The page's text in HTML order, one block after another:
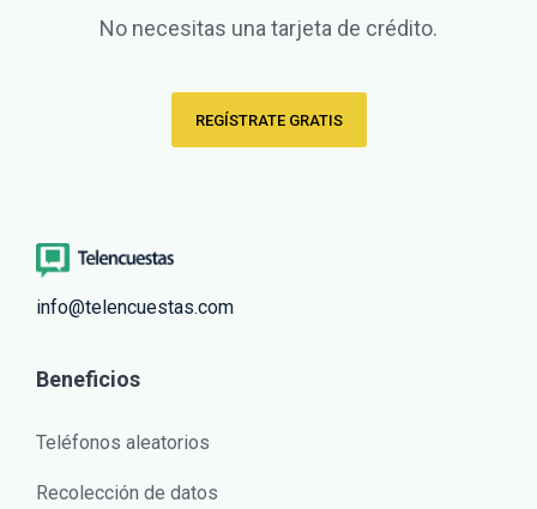
No necesitas una tarjeta de crédito.
REGÍSTRATE GRATIS
info@telencuestas.com
Beneficios
Teléfonos aleatorios
Recolección de datos